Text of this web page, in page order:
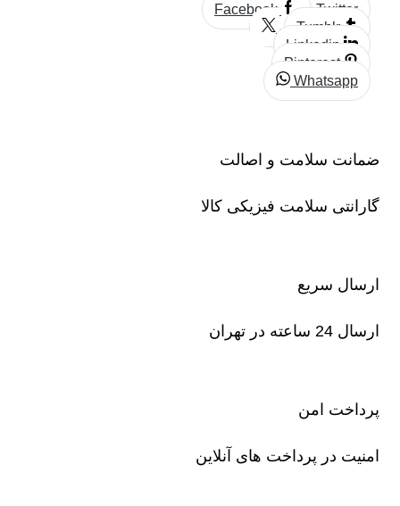
Facebook
Twitter
Tumblr
Linkedin
Pinterest
Whatsapp
ضمانت سلامت و اصالت
گارانتی سلامت فیزیکی کالا
ارسال سریع
ارسال 24 ساعته در تهران
پرداخت امن
امنیت در پرداخت های آنلاین